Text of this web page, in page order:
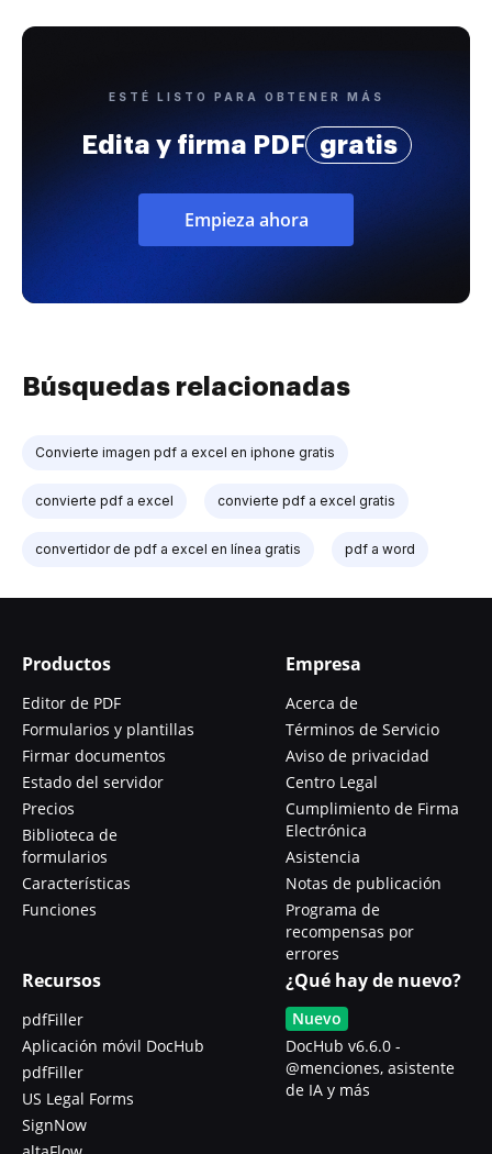
ESTÉ LISTO PARA OBTENER MÁS
Edita y firma PDF gratis
Empieza ahora
Búsquedas relacionadas
Convierte imagen pdf a excel en iphone gratis
convierte pdf a excel convierte pdf a excel gratis
convertidor de pdf a excel en línea gratis pdf a word
Productos
Editor de PDF
Formularios y plantillas
Firmar documentos
Estado del servidor
Precios
Biblioteca de
formularios
Características
Funciones
Empresa
Acerca de
Términos de Servicio
Aviso de privacidad
Centro Legal
Cumplimiento de Firma
Electrónica
Asistencia
Notas de publicación
Programa de
recompensas por
errores
Recursos
pdfFiller
Aplicación móvil DocHub
pdfFiller
US Legal Forms
SignNow
¿Qué hay de nuevo?
Nuevo
DocHub v6.6.0 -
@menciones, asistente
de IA y más